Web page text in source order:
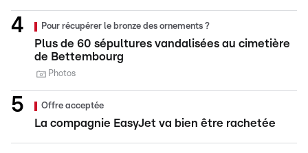
Pour récupérer le bronze des ornements ?
Plus de 60 sépultures vandalisées au cimetière
de Bettembourg
Photos
Offre acceptée
La compagnie EasyJet va bien être rachetée